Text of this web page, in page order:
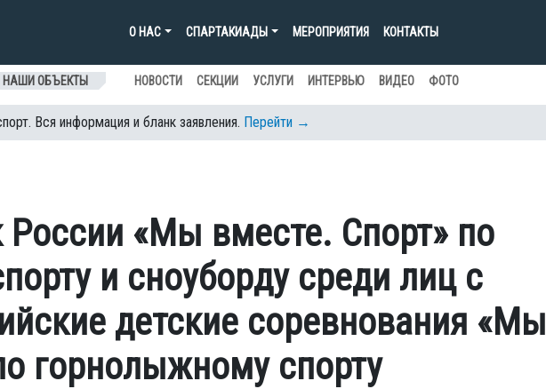
О НАС СПАРТАКИАДЫ МЕРОПРИЯТИЯ КОНТАКТЫ
НАШИ ОБЪЕКТЫ НОВОСТИ СЕКЦИИ УСЛУГИ ИНТЕРВЬЮ ВИДЕО ФОТО
Вся информация и бланк заявления. Перейти →
«Мы вместе. Спорт» по
и сноуборду среди лиц с
детские соревнования «Мы
горнолыжному спорту